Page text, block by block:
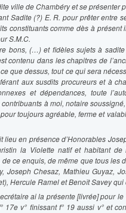
ville de Chambéry et se présenter
Sadite (?) E. R. pour prêter entre
constituants comme dès à
S.M.C.
bons, (…) et fidèles sujets à
contenu dans les chapitres de
que dessus, tout ce qui sera
aux susdits procureurs et à
et dépendances, toute
à moi, notaire
toujours agréable, ferme et
lieu en présence d’Honorables
la Violette natif et habitant
ce enquis, de même que tous les
Joseph Chesaz, Mathieu Guyaz,
Hercule Ramel et Benoît Savey
ai la présente [livrée] pour
17e v° finissant f° 19 aussi v° et